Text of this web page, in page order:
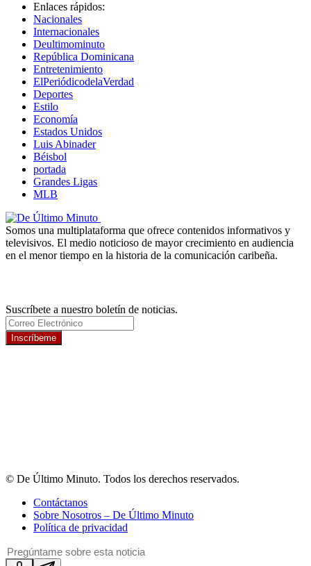
Enlaces rápidos:
Nacionales
Internacionales
Deultimominuto
República Dominicana
Entretenimiento
ElPeriódicodelaVerdad
Deportes
Estilo
Economía
Estados Unidos
Luis Abinader
Béisbol
portada
Grandes Ligas
MLB
Somos una multiplataforma que ofrece contenidos informativos y
televisivos. El medio noticioso de mayor crecimiento en audiencia
en el menor tiempo en la historia de la comunicación caribeña.
Suscríbete a nuestro boletín de noticias.
Inscríbeme
© De Último Minuto. Todos los derechos reservados.
Contáctanos
Sobre Nosotros – De Último Minuto
Política de privacidad